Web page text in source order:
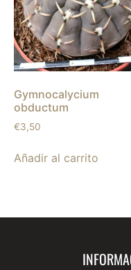
Gymnocalycium
obductum
€3,50
Añadir al carrito